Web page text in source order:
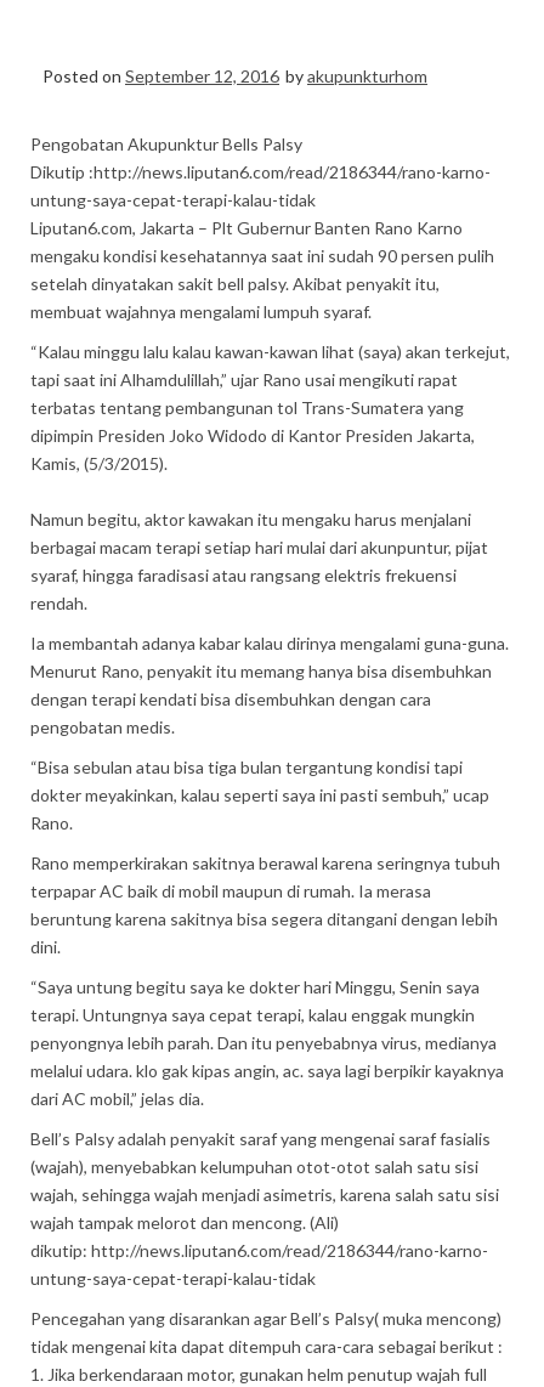
Posted on September 12, 2016 byakupunkturhom
Pengobatan Akupunktur Bells Palsy
Dikutip :http://news.liputan6.com/read/2186344/rano-karno-
untung-saya-cepat-terapi-kalau-tidak
Liputan6.com, Jakarta – Plt Gubernur Banten Rano Karno
mengaku kondisi kesehatannya saat ini sudah 90 persen pulih
setelah dinyatakan sakit bell palsy. Akibat penyakit itu,
membuat wajahnya mengalami lumpuh syaraf.‎
“Kalau minggu lalu kalau kawan-kawan lihat (saya) akan terkejut,
tapi saat ini Alhamdulillah,” ujar Rano usai mengikuti rapat
terbatas tentang pembangunan tol Trans-Sumatera yang
dipimpin Presiden Joko Widodo di Kantor Presiden Jakarta,
Kamis, (5/3/2015).
Namun begitu, aktor kawakan itu mengaku harus menjalani
berbagai macam terapi setiap hari mulai dari akunpuntur, pijat
syaraf, hingga faradisasi atau rangsang elektris frekuensi
rendah.‎
Ia membantah adanya kabar kalau dirinya mengalami guna-guna.
Menurut Rano, penyakit itu memang hanya bisa disembuhkan
dengan terapi kendati bisa disembuhkan dengan cara
pengobatan medis.
“Bisa sebulan atau bisa tiga bulan tergantung kondisi tapi
dokter meyakinkan, kalau seperti saya ini pasti sembuh,” ucap
Rano.‎
Rano memperkirakan sakitnya berawal karena seringnya tubuh
terpapar AC baik di mobil maupun di rumah. ‎Ia merasa
beruntung karena sakitnya bisa segera ditangani dengan lebih
dini.‎
“Saya untung begitu saya ke dokter hari Minggu, Senin saya
terapi. Untungnya saya cepat terapi, kalau enggak mungkin
penyongnya lebih parah. ‎Dan itu penyebabnya virus, medianya
melalui udara. klo gak kipas angin, ac. saya lagi berpikir kayaknya
dari AC mobil,” jelas dia. ‎
Bell’s Palsy ‎adalah penyakit saraf yang mengenai saraf fasialis
(wajah), menyebabkan kelumpuhan otot-otot salah satu sisi
wajah, sehingga wajah menjadi asimetris, karena salah satu sisi
wajah tampak melorot dan mencong. (Ali)
dikutip: http://news.liputan6.com/read/2186344/rano-karno-
untung-saya-cepat-terapi-kalau-tidak
Pencegahan yang disarankan agar Bell’s Palsy( muka mencong)
tidak mengenai kita dapat ditempuh cara-cara sebagai berikut :
1. Jika berkendaraan motor, gunakan helm penutup wajah full